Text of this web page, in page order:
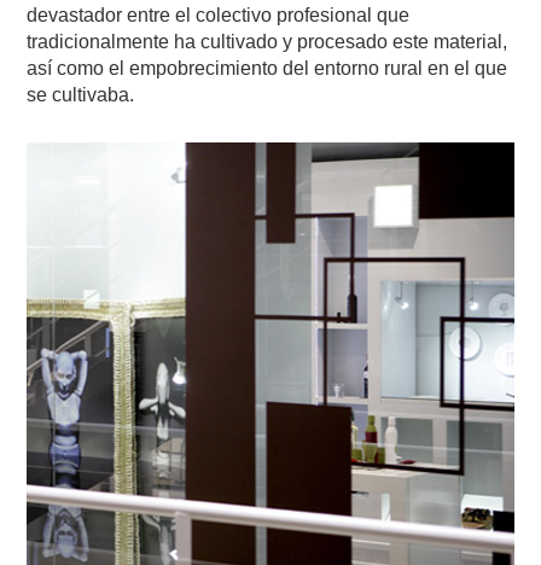
devastador entre el colectivo profesional que
tradicionalmente ha cultivado y procesado este material,
así como el empobrecimiento del entorno rural en el que
se cultivaba.